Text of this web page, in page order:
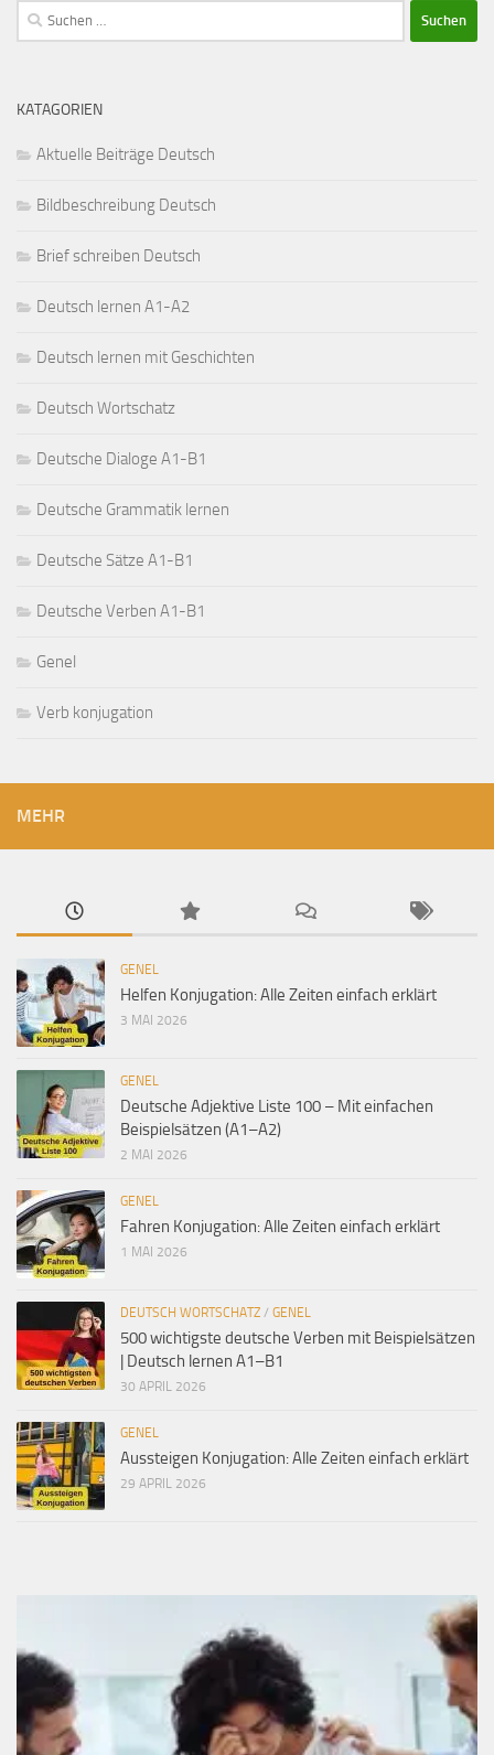
Suchen
nach:
KATAGORIEN
Aktuelle Beiträge Deutsch
Bildbeschreibung Deutsch
Brief schreiben Deutsch
Deutsch lernen A1-A2
Deutsch lernen mit Geschichten
Deutsch Wortschatz
Deutsche Dialoge A1-B1
Deutsche Grammatik lernen
Deutsche Sätze A1-B1
Deutsche Verben A1-B1
Genel
Verb konjugation
MEHR
GENEL
Helfen Konjugation: Alle Zeiten einfach erklärt
3 MAI 2026
GENEL
Deutsche Adjektive Liste 100 – Mit einfachen
Beispielsätzen (A1–A2)
2 MAI 2026
GENEL
Fahren Konjugation: Alle Zeiten einfach erklärt
1 MAI 2026
DEUTSCH WORTSCHATZ / GENEL
500 wichtigste deutsche Verben mit Beispielsätzen
| Deutsch lernen A1–B1
30 APRIL 2026
GENEL
Aussteigen Konjugation: Alle Zeiten einfach erklärt
29 APRIL 2026